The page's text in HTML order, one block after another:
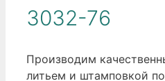
3032-76
Производим
литьем и штамповкой